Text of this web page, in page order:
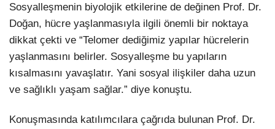
Sosyalleşmenin biyolojik etkilerine de değinen Prof. Dr.
Doğan, hücre yaşlanmasıyla ilgili önemli bir noktaya
dikkat çekti ve “Telomer dediğimiz yapılar hücrelerin
yaşlanmasını belirler. Sosyalleşme bu yapıların
kısalmasını yavaşlatır. Yani sosyal ilişkiler daha uzun
ve sağlıklı yaşam sağlar.” diye konuştu.
Konuşmasında katılımcılara çağrıda bulunan Prof. Dr.